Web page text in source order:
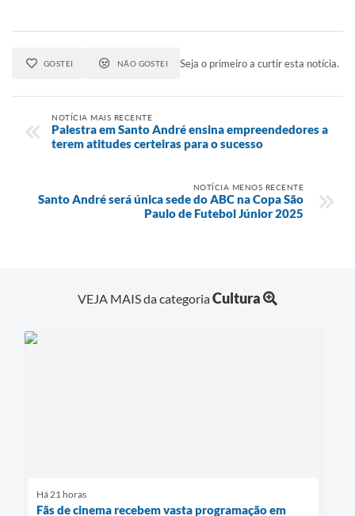
GOSTEI NÃO GOSTEI Seja o primeiro a curtir esta notícia.
NOTÍCIA MAIS RECENTE
Palestra em Santo André ensina empreendedores a
terem atitudes certeiras para o sucesso
NOTÍCIA MENOS RECENTE
Santo André será única sede do ABC na Copa São
Paulo de Futebol Júnior 2025
VEJA MAIS da categoriaCultura
Há 21 horas
Fãs de cinema recebem vasta programação em